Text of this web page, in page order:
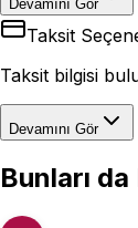
Devamını Gör
Taksit
Taksit bilgisi
Devamını Gör
Bunları